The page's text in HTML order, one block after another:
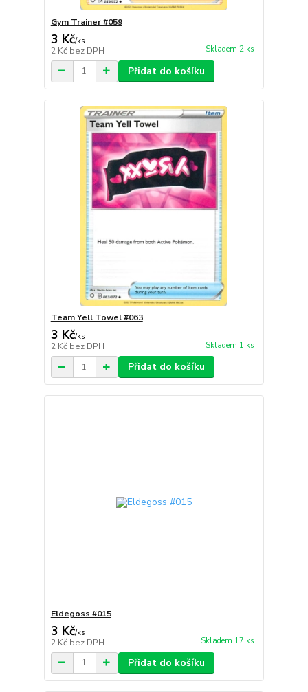
Gym Trainer #059
3 Kč/ks
2 Kč bez DPH Skladem 2 ks
Přidat do košíku
Team Yell Towel #063
3 Kč/ks
2 Kč bez DPH Skladem 1 ks
Přidat do košíku
Eldegoss #015
3 Kč/ks
2 Kč bez DPH Skladem 17 ks
Přidat do košíku